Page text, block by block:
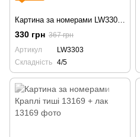
Картина за номерами LW3303 Яскраві лілії, лілея з фарбами металік
330 грн 367 грн
Артикул
LW3303
Складність 4/5